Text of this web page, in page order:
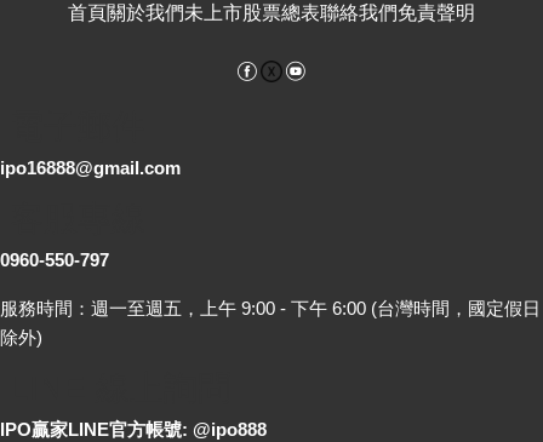
首頁關於我們未上市股票總表聯絡我們免責聲明
Facebook
ipo16888@gmail.com
0960-550-797
服務時間：週一至週五，上午 9:00 - 下午 6:00 (台灣時間，國定假日
除外)
IPO贏家LINE官方帳號: @ipo888